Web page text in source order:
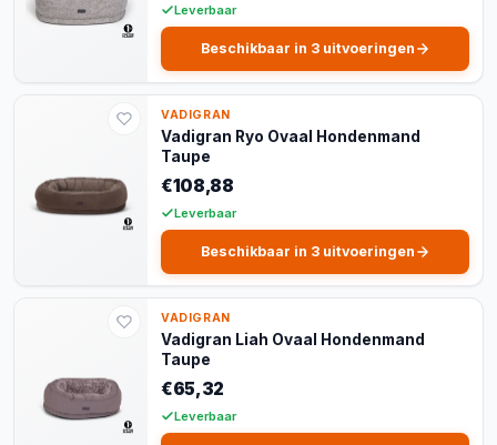
Leverbaar
Beschikbaar in 3 uitvoeringen
VADIGRAN
Vadigran Ryo Ovaal Hondenmand
Taupe
€108,88
Leverbaar
Beschikbaar in 3 uitvoeringen
VADIGRAN
Vadigran Liah Ovaal Hondenmand
Taupe
€65,32
Leverbaar